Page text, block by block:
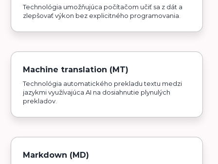
Technológia umožňujúca počítačom učiť sa z dát a
zlepšovať výkon bez explicitného programovania.
Machine translation (MT)
Technológia automatického prekladu textu medzi
jazykmi využívajúca AI na dosiahnutie plynulých
prekladov.
Markdown (MD)